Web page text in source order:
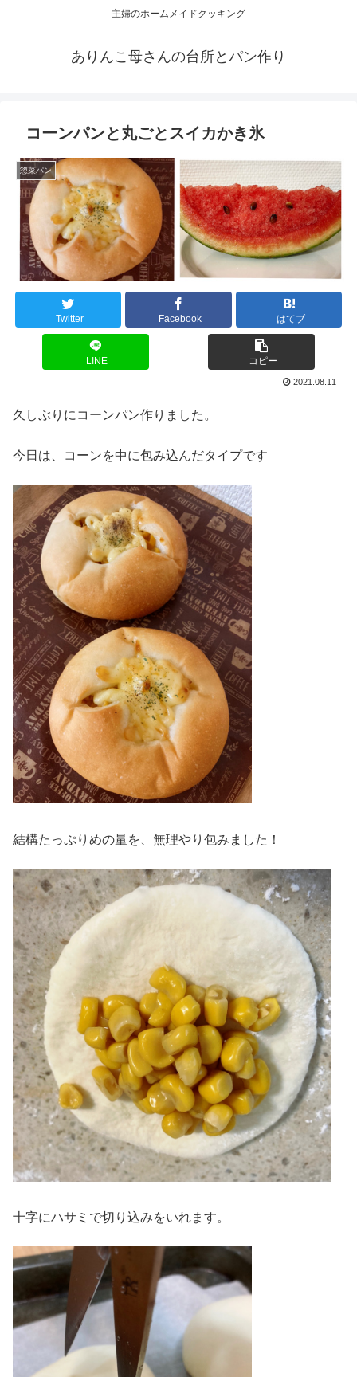
主婦のホームメイドクッキング
ありんこ母さんの台所とパン作り
コーンパンと丸ごとスイカかき氷
惣菜パン
Twitter Facebook はてブ
LINE コピー
2021.08.11
久しぶりにコーンパン作りました。
今日は、コーンを中に包み込んだタイプです
結構たっぷりめの量を、無理やり包みました！
十字にハサミで切り込みをいれます。